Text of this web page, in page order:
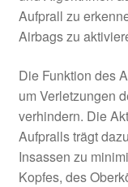
Aufprall zu
Airbags zu
Die Funktion des
um Verletzungen
verhindern. Die
Aufpralls trägt
Insassen zu
Kopfes, des